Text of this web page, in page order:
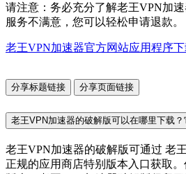
请注意：务必充分了解老王VPN加
服务不满意，您可以轻松申请退款。
老王VPN加速器官方网站应用程序下
分享标题链接 分享页面链接
老王VPN加速器的破解版可以在哪里下载？
老王VPN加速器的破解版可通过 老
正规的应用商店特别版本入口获取